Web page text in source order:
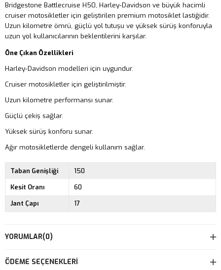
Bridgestone Battlecruise H50, Harley-Davidson ve büyük hacimli
cruiser motosikletler için geliştirilen premium motosiklet lastiğidir.
Uzun kilometre ömrü, güçlü yol tutuşu ve yüksek sürüş konforuyla
uzun yol kullanıcılarının beklentilerini karşılar.
Öne Çıkan Özellikleri
Harley-Davidson modelleri için uygundur.
Cruiser motosikletler için geliştirilmiştir.
Uzun kilometre performansı sunar.
Güçlü çekiş sağlar.
Yüksek sürüş konforu sunar.
Ağır motosikletlerde dengeli kullanım sağlar.
Taban Genişliği
150
Kesit Oranı
60
Jant Çapı
17
YORUMLAR(0)
ÖDEME SEÇENEKLERI